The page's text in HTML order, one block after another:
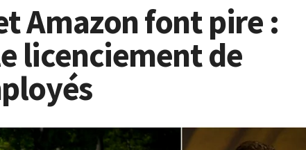
Amazon font pire :
licenciement de